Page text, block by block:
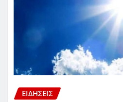
ΕΙΔΗΣΕΙΣ